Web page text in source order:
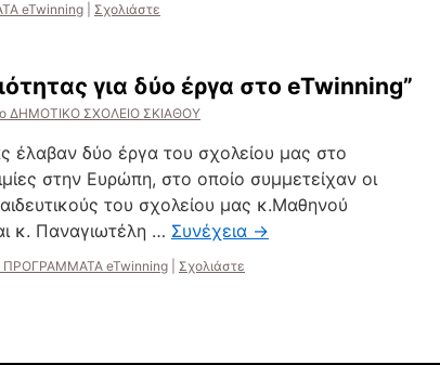
eTwinning Σχολιάστε
για δύο έργα στο eTwinning”
ΔΗΜΟΤΙΚΟ ΣΧΟΛΕΙΟ ΣΚΙΑΘΟΥ
έλαβαν δύο έργα του σχολείου μας στο
στην Ευρώπη, στο οποίο συμμετείχαν οι
του σχολείου μας κ.Μαθηνού
κ. Παναγιωτέλη … Συνέχεια →
ΠΡΟΓΡΑΜΜΑΤΑ eTwinning Σχολιάστε